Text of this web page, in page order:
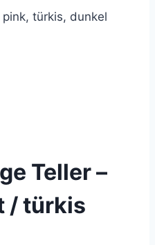
türkis, dunkel
Teller –
/ türkis